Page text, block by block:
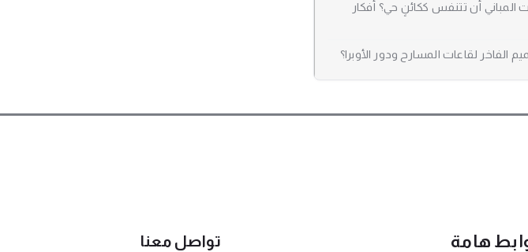
أن تتنفس ككائنٍ حي؟ أفكار
الفاخر لقاعات المسارح ودور الأوبرا؟
هامة تواصل معنا